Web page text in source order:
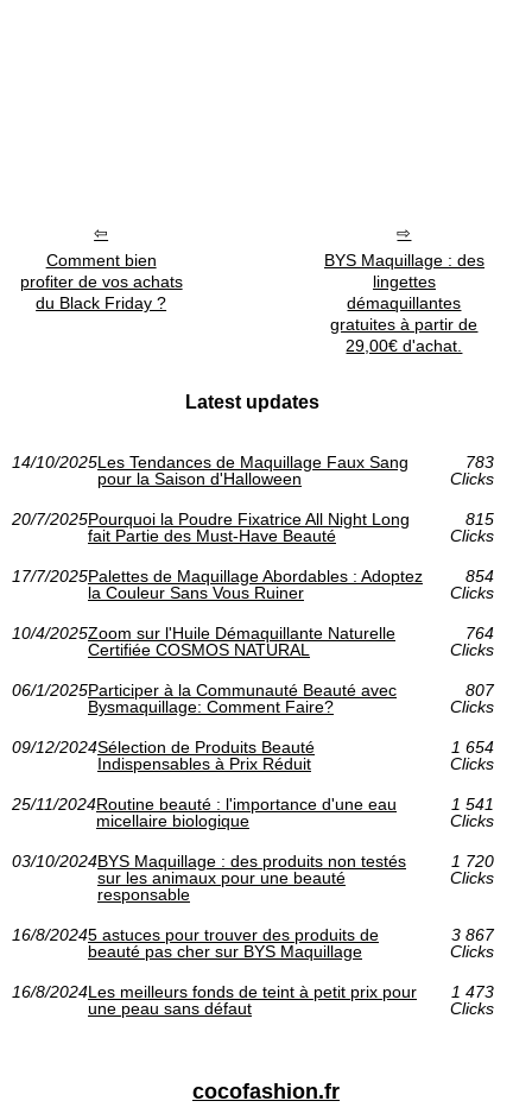
Comment bien
profiter de vos achats
du Black Friday ?
BYS Maquillage : des
lingettes
démaquillantes
gratuites à partir de
29,00€ d'achat.
Latest updates
14/10/2025Les Tendances de Maquillage Faux Sang
pour la Saison d'Halloween
783
Clicks
20/7/2025Pourquoi la Poudre Fixatrice All Night Long
fait Partie des Must-Have Beauté
815
Clicks
17/7/2025Palettes de Maquillage Abordables : Adoptez
la Couleur Sans Vous Ruiner
854
Clicks
10/4/2025Zoom sur l'Huile Démaquillante Naturelle
Certifiée COSMOS NATURAL
764
Clicks
06/1/2025Participer à la Communauté Beauté avec
Bysmaquillage: Comment Faire?
807
Clicks
09/12/2024Sélection de Produits Beauté
Indispensables à Prix Réduit
1 654
Clicks
25/11/2024Routine beauté : l'importance d'une eau
micellaire biologique
1 541
Clicks
03/10/2024BYS Maquillage : des produits non testés
sur les animaux pour une beauté
responsable
1 720
Clicks
16/8/20245 astuces pour trouver des produits de
beauté pas cher sur BYS Maquillage
3 867
Clicks
16/8/2024Les meilleurs fonds de teint à petit prix pour
une peau sans défaut
1 473
Clicks
cocofashion.fr